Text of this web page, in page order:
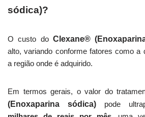
sódica)?
O custo do Clexane®
alto, variando conforme fatores como a
a região onde é adquirido.
Em termos gerais, o valor do
(Enoxaparina sódica) pode